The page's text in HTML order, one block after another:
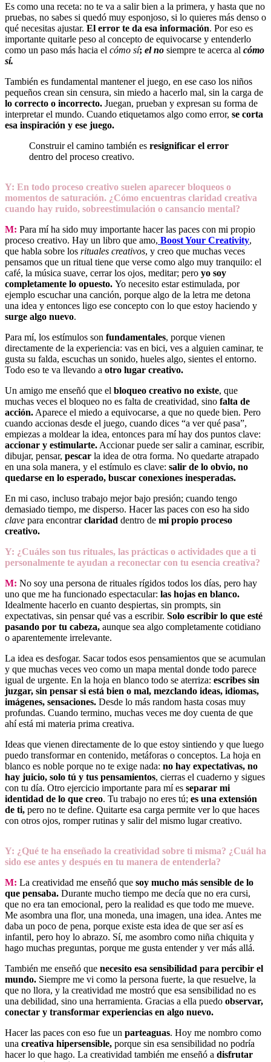
Es como una receta: no te va a salir bien a la primera, y hasta que no
pruebas, no sabes si quedó muy esponjoso, si lo quieres más denso o
qué necesitas ajustar. El error te da esa información. Por eso es
importante quitarle peso al concepto de equivocarse y entenderlo
como un paso más hacia el cómo sí; el no siempre te acerca al cómo
sí.
También es fundamental mantener el juego, en ese caso los niños
pequeños crean sin censura, sin miedo a hacerlo mal, sin la carga de
lo correcto o incorrecto. Juegan, prueban y expresan su forma de
interpretar el mundo. Cuando etiquetamos algo como error, se corta
esa inspiración y ese juego.
Construir el camino también es resignificar el error
dentro del proceso creativo.
Y: En todo proceso creativo suelen aparecer bloqueos o
momentos de saturación. ¿Cómo encuentras claridad creativa
cuando hay ruido, sobreestimulación o cansancio mental?
M: Para mí ha sido muy importante hacer las paces con mi propio
proceso creativo. Hay un libro que amo, Boost Your Creativity,
que habla sobre los rituales creativos, y creo que muchas veces
pensamos que un ritual tiene que verse como algo muy tranquilo: el
café, la música suave, cerrar los ojos, meditar; pero yo soy
completamente lo opuesto. Yo necesito estar estimulada, por
ejemplo escuchar una canción, porque algo de la letra me detona
una idea y entonces ligo ese concepto con lo que estoy haciendo y
surge algo nuevo.
Para mí, los estímulos son fundamentales, porque vienen
directamente de la experiencia: vas en bici, ves a alguien caminar, te
gusta su falda, escuchas un sonido, hueles algo, sientes el entorno.
Todo eso te va llevando a otro lugar creativo.
Un amigo me enseñó que el bloqueo creativo no existe, que
muchas veces el bloqueo no es falta de creatividad, sino falta de
acción. Aparece el miedo a equivocarse, a que no quede bien. Pero
cuando accionas desde el juego, cuando dices “a ver qué pasa”,
empiezas a moldear la idea, entonces para mí hay dos puntos clave:
accionar y estimularte. Accionar puede ser salir a caminar, escribir,
dibujar, pensar, pescar la idea de otra forma. No quedarte atrapado
en una sola manera, y el estímulo es clave: salir de lo obvio, no
quedarse en lo esperado, buscar conexiones inesperadas.
En mi caso, incluso trabajo mejor bajo presión; cuando tengo
demasiado tiempo, me disperso. Hacer las paces con eso ha sido
clave para encontrarclaridad dentro de mi propio proceso
creativo.
Y: ¿Cuáles son tus rituales, las prácticas o actividades que a ti
personalmente te ayudan a reconectar con tu esencia creativa?
M: No soy una persona de rituales rígidos todos los días, pero hay
uno que me ha funcionado espectacular: las hojas en blanco.
Idealmente hacerlo en cuanto despiertas, sin prompts, sin
expectativas, sin pensar qué vas a escribir. Solo escribir lo que esté
pasando por tu cabeza, aunque sea algo completamente cotidiano
o aparentemente irrelevante.
La idea es desfogar. Sacar todos esos pensamientos que se acumulan
y que muchas veces veo como un mapa mental donde todo parece
igual de urgente. En la hoja en blanco todo se aterriza: escribes sin
juzgar, sin pensar si está bien o mal, mezclando ideas, idiomas,
imágenes, sensaciones. Desde lo más random hasta cosas muy
profundas. Cuando termino, muchas veces me doy cuenta de que
ahí está mi materia prima creativa.
Ideas que vienen directamente de lo que estoy sintiendo y que luego
puedo transformar en contenido, metáforas o conceptos. La hoja en
blanco es noble porque no te exige nada: no hay expectativas, no
hay juicio, solo tú y tus pensamientos, cierras el cuaderno y sigues
con tu día. Otro ejercicio importante para mí es separar mi
identidad de lo que creo. Tu trabajo no eres tú; es una extensión
de ti, pero no te define. Quitarte esa carga permite ver lo que haces
con otros ojos, romper rutinas y salir del mismo lugar creativo.
Y: ¿Qué te ha enseñado la creatividad sobre ti misma? ¿Cuál ha
sido ese antes y después en tu manera de entenderla?
M: La creatividad me enseñó que soy mucho más sensible de lo
que pensaba. Durante mucho tiempo me decía que no era cursi,
que no era tan emocional, pero la realidad es que todo me mueve.
Me asombra una flor, una moneda, una imagen, una idea. Antes me
daba un poco de pena, porque existe esta idea de que ser así es
infantil, pero hoy lo abrazo. Sí, me asombro como niña chiquita y
hago muchas preguntas, porque me gusta entender y ver más allá.
También me enseñó que necesito esa sensibilidad para percibir el
mundo. Siempre me vi como la persona fuerte, la que resuelve, la
que no llora, y la creatividad me mostró que esa sensibilidad no es
una debilidad, sino una herramienta. Gracias a ella puedo observar,
conectar y transformar experiencias en algo nuevo.
Hacer las paces con eso fue un parteaguas. Hoy me nombro como
una creativa hipersensible, porque sin esa sensibilidad no podría
hacer lo que hago. La creatividad también me enseñó a disfrutar